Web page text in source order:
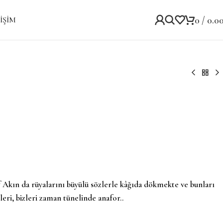
0 /
da rüyalarını büyülü sözlerle kâğıda dökmekte ve bunları
bizleri zaman tünelinde anafor..